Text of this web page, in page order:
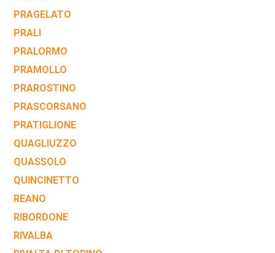
PRAGELATO
PRALI
PRALORMO
PRAMOLLO
PRAROSTINO
PRASCORSANO
PRATIGLIONE
QUAGLIUZZO
QUASSOLO
QUINCINETTO
REANO
RIBORDONE
RIVALBA